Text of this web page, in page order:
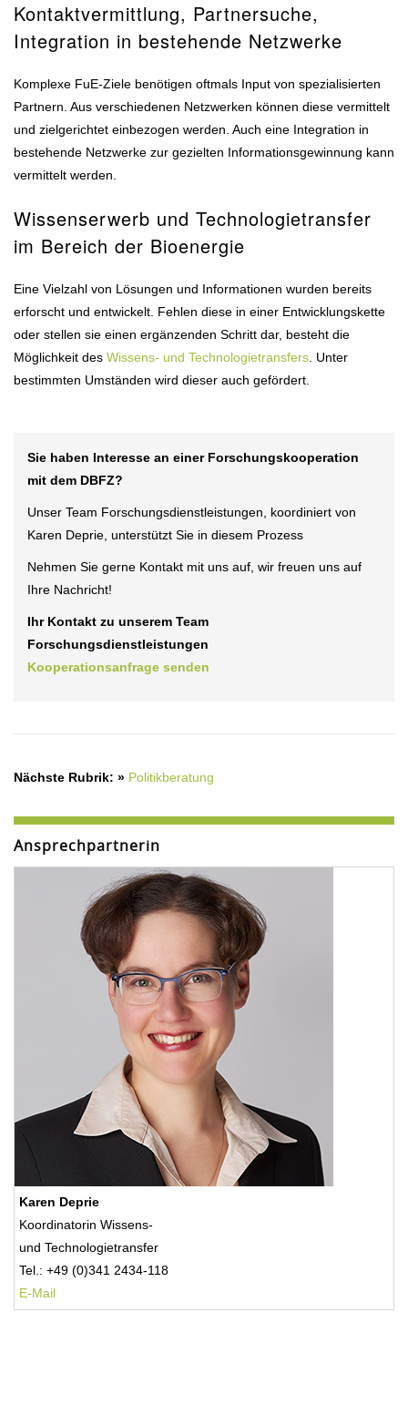
Kontaktvermittlung, Partnersuche,
Integration in bestehende Netzwerke
Komplexe FuE-Ziele benötigen oftmals Input von spezialisierten
Partnern. Aus verschiedenen Netzwerken können diese vermittelt
und zielgerichtet einbezogen werden. Auch eine Integration in
bestehende Netzwerke zur gezielten Informationsgewinnung kann
vermittelt werden.
Wissenserwerb und Technologietransfer
im Bereich der Bioenergie
Eine Vielzahl von Lösungen und Informationen wurden bereits
erforscht und entwickelt. Fehlen diese in einer Entwicklungskette
oder stellen sie einen ergänzenden Schritt dar, besteht die
Möglichkeit des Wissens- und Technologietransfers . Unter
bestimmten Umständen wird dieser auch gefördert.
Sie haben Interesse an einer Forschungskooperation
mit dem DBFZ?
Unser Team Forschungsdienstleistungen, koordiniert von
Karen Deprie, unterstützt Sie in diesem Prozess
Nehmen Sie gerne Kontakt mit uns auf, wir freuen uns auf
Ihre Nachricht!
Ihr Kontakt zu unserem Team
Forschungsdienstleistungen
Kooperationsanfrage senden
Nächste Rubrik: » Politikberatung
Ansprechpartnerin
Karen Deprie
Koordinatorin Wissens-
und Technologietransfer
Tel.: +49 (0)341 2434-118
E-Mail